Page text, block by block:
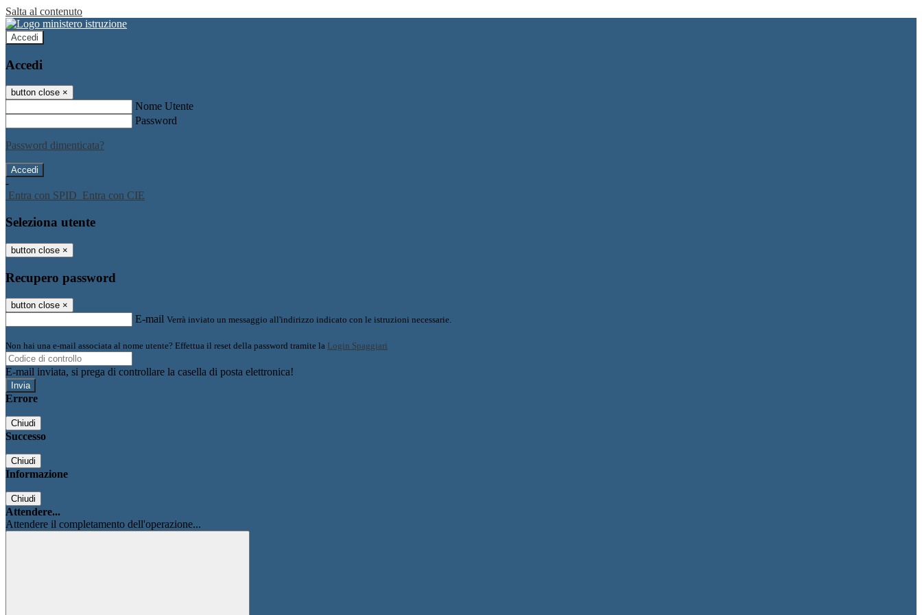
Salta al contenuto
Accedi
Accedi
button close ×
Nome Utente
Password
Password dimenticata?
-
Entra con SPID Entra con CIE
Seleziona utente
button close ×
Recupero password
button close ×
E-mail Verrà inviato un messaggio all'indirizzo indicato con le istruzioni necessarie.
Non hai una e-mail associata al nome utente? Effettua il reset della password tramite la Login Spaggiari
E-mail inviata, si prega di controllare la casella di posta elettronica!
Errore
Chiudi
Successo
Chiudi
Informazione
Chiudi
Attendere...
Attendere il completamento dell'operazione...